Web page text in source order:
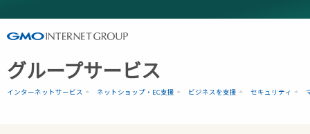
グループサービス
インターネットサービス ネットショップ・EC支援 ビジネスを支援 セキュリティ